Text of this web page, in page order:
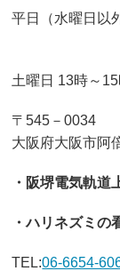
平日（水曜日
土曜日 13時～
〒545－0034
大阪府大阪市阿
・阪堺電気軌
・ハリネズミの
TEL:06-6654-